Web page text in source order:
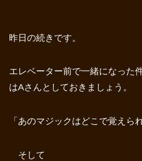
昨日の続きです。
エレベーター前で一緒になった
はAさんとしておきましょう。
「あのマジックはどこで覚えら
そして